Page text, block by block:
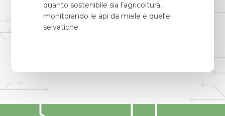
quanto sostenibile sia l’agricoltura,
monitorando le api da miele e quelle
selvatiche.